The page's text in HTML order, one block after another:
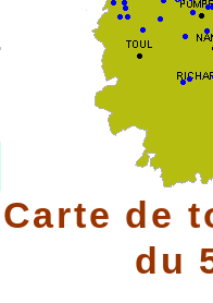
Carte de
du